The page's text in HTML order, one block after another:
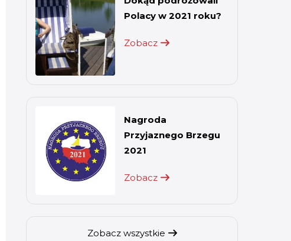
Polacy w 2021 roku?
Zobacz
Nagroda
Przyjaznego Brzegu
2021
Zobacz
Zobacz wszystkie